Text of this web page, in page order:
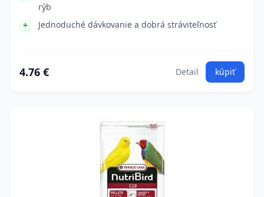
rýb
Jednoduché dávkovanie a dobrá stráviteľnosť
4.76 € Detail kúpiť